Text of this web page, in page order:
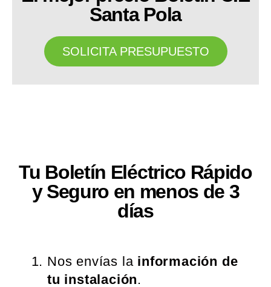
Santa Pola
SOLICITA PRESUPUESTO
Tu Boletín Eléctrico Rápido
y Seguro en menos de 3
días
Nos envías la información de
tu instalación.